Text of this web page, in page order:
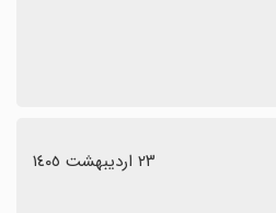
٢٣ اردیبهشت ١٤٠٥